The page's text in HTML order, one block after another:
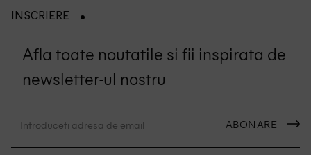
INSCRIERE
Afla toate noutatile si fii inspirata de
newsletter-ul nostru
ABONARE